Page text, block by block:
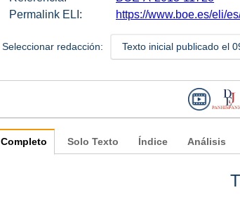
Permalink ELI:
https://www.boe.es/eli/
Seleccionar redacción: Texto inicial publicado el
Completo Solo Texto Índice Análisis